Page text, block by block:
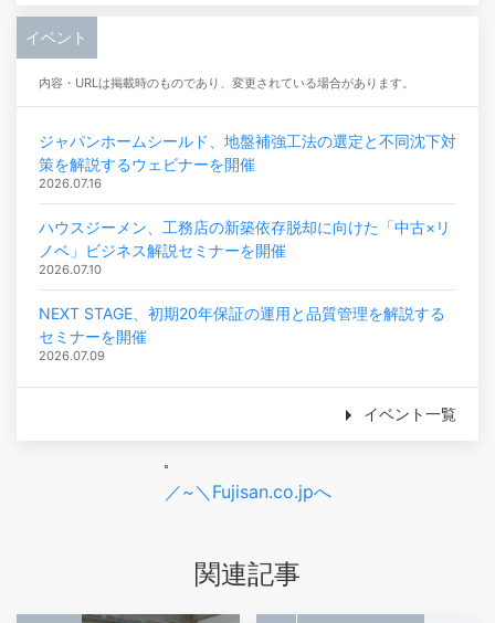
イベント
内容・URLは掲載時のものであり、変更されている場合があります。
ジャパンホームシールド、地盤補強工法の選定と不同沈下対
策を解説するウェビナーを開催
2026.07.16
ハウスジーメン、工務店の新築依存脱却に向けた「中古×リ
ノベ」ビジネス解説セミナーを開催
2026.07.10
NEXT STAGE、初期20年保証の運用と品質管理を解説する
セミナーを開催
2026.07.09
イベント一覧
／~＼Fujisan.co.jpへ
関連記事